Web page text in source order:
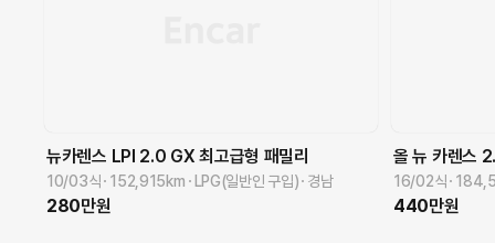
뉴카렌스 LPI 2.0 GX 최고급형 패밀리
10/03식 152,915km LPG(일반인 구입) 경남
280만원
올 뉴 카렌스
16/02식
440만원